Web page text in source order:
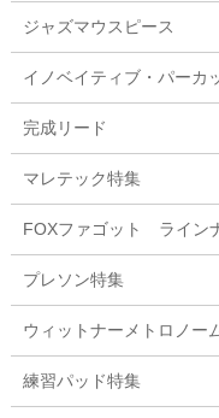
ジャズマウスピース
イノベイティブ・パーカ
完成リード
マレテック特集
FOXファゴット ライン
プレソン特集
ウィットナーメトロノー
練習パッド特集